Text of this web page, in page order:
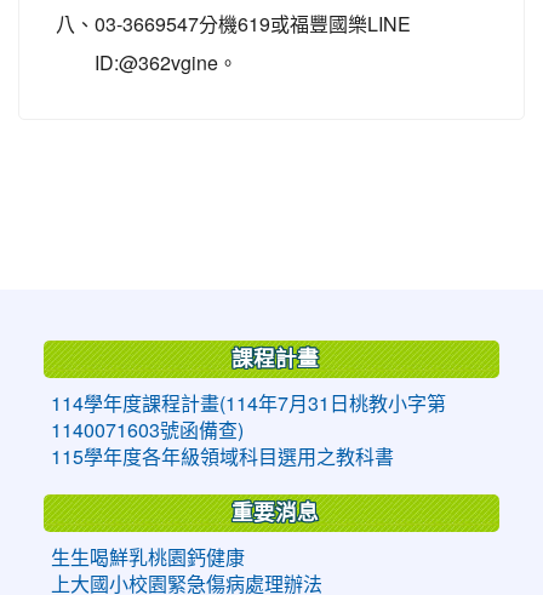
八、 03-3669547分機619或福豐國樂LINE
ID:@362vgine。
課程計畫
114學年度課程計畫(114年7月31日桃教小字第
1140071603號函備查)
115學年度各年級領域科目選用之教科書
重要消息
生生喝鮮乳桃園鈣健康
上大國小校園緊急傷病處理辦法